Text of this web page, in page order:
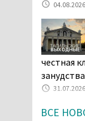
05.08.2026
клиентов
05.08.2026
честная
занудства
ВСЕ